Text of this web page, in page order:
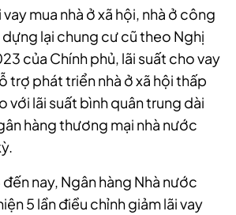
mua nhà ở xã hội, nhà ở công
dựng lại chung cư cũ theo Nghị
của Chính phủ, lãi suất cho vay
trợ phát triển nhà ở xã hội thấp
với lãi suất bình quân trung dài
hàng thương mại nhà nước
nay, Ngân hàng Nhà nước
5 lần điều chỉnh giảm lãi vay